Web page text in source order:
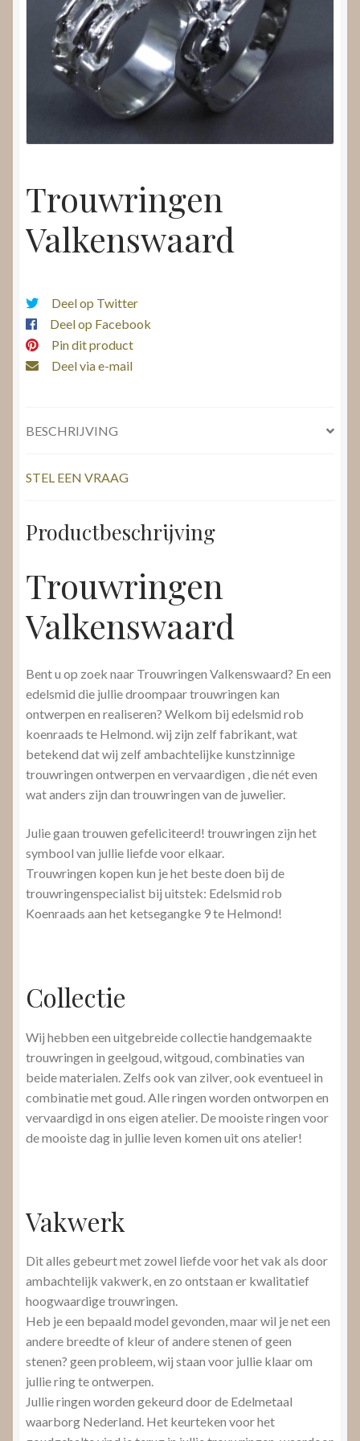
Nieuws
Video’s
Submenu
uitvouwen
Trouwringen
Valkenswaard
Deel op Twitter
Deel op Facebook
Pin dit product
Deel via e-mail
BESCHRIJVING
STEL EEN VRAAG
Productbeschrijving
Trouwringen
Valkenswaard
Bent u op zoek naar Trouwringen Valkenswaard? En een
edelsmid die jullie droompaar trouwringen kan
ontwerpen en realiseren? Welkom bij edelsmid rob
koenraads te Helmond. wij zijn zelf fabrikant, wat
betekend dat wij zelf ambachtelijke kunstzinnige
trouwringen ontwerpen en vervaardigen , die nét even
wat anders zijn dan trouwringen van de juwelier.
Julie gaan trouwen gefeliciteerd! trouwringen zijn het
symbool van jullie liefde voor elkaar.
Trouwringen kopen kun je het beste doen bij de
trouwringenspecialist bij uitstek: Edelsmid rob
Koenraads aan het ketsegangke 9 te Helmond!
Collectie
Wij hebben een uitgebreide collectie handgemaakte
trouwringen in geelgoud, witgoud, combinaties van
beide materialen. Zelfs ook van zilver, ook eventueel in
combinatie met goud. Alle ringen worden ontworpen en
vervaardigd in ons eigen atelier. De mooiste ringen voor
de mooiste dag in jullie leven komen uit ons atelier!
Vakwerk
Dit alles gebeurt met zowel liefde voor het vak als door
ambachtelijk vakwerk, en zo ontstaan er kwalitatief
hoogwaardige trouwringen.
Heb je een bepaald model gevonden, maar wil je net een
andere breedte of kleur of andere stenen of geen
stenen? geen probleem, wij staan voor jullie klaar om
jullie ring te ontwerpen.
Jullie ringen worden gekeurd door de Edelmetaal
waarborg Nederland. Het keurteken voor het